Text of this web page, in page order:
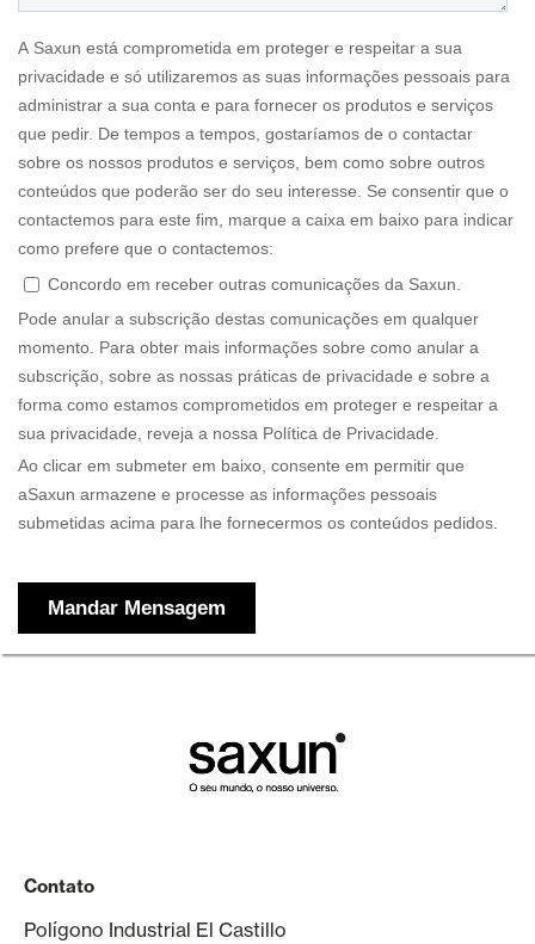
Contato
Polígono Industrial El Castillo